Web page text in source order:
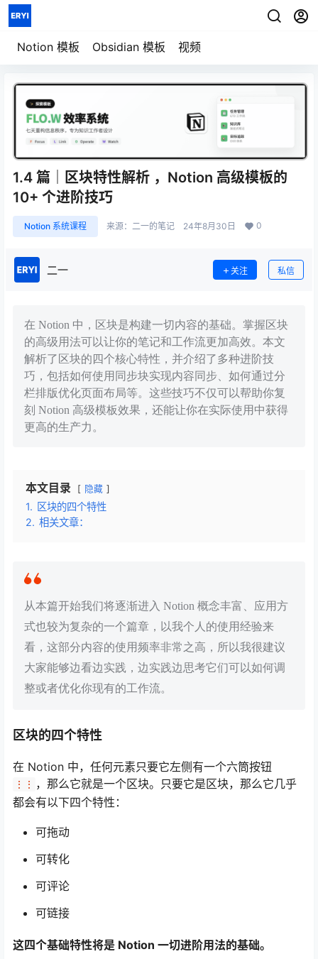
Notion 模板 Obsidian 模板 视频
1.4 篇｜区块特性解析 ，Notion 高级模板的
10+ 个进阶技巧
Notion 系统课程 来源： 二一的笔记 24年8月30日 0
二一 关注 私信
在 Notion 中，区块是构建一切内容的基础。掌握区块
的高级用法可以让你的笔记和工作流更加高效。本文
解析了区块的四个核心特性，并介绍了多种进阶技
巧，包括如何使用同步块实现内容同步、如何通过分
栏排版优化页面布局等。这些技巧不仅可以帮助你复
刻 Notion 高级模板效果，还能让你在实际使用中获得
更高的生产力。
本文目录 隐藏
1. 区块的四个特性
2. 相关文章：
从本篇开始我们将逐渐进入 Notion 概念丰富、应用方
式也较为复杂的一个篇章，以我个人的使用经验来
看，这部分内容的使用频率非常之高，所以我很建议
大家能够边看边实践，边实践边思考它们可以如何调
整或者优化你现有的工作流。
区块的四个特性
在 Notion 中，任何元素只要它左侧有一个六筒按钮
⋮⋮
，那么它就是一个区块。只要它是区块，那么它几乎
都会有以下四个特性：
可拖动
可转化
可评论
可链接
这四个基础特性将是 Notion 一切进阶用法的基础。
笔记、任务、项目与人生